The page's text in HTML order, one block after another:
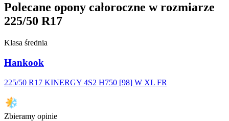
Polecane opony całoroczne w rozmiarze
225/50 R17
Klasa średnia
Hankook
225/50 R17 KINERGY 4S2 H750 [98] W XL FR
Zbieramy opinie